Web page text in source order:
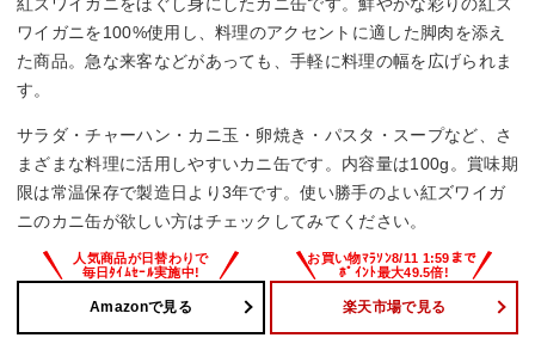
ワイガニを100%使用し、料理のアクセントに適した脚肉を添え
た商品。急な来客などがあっても、手軽に料理の幅を広げられま
す。
サラダ・チャーハン・カニ玉・卵焼き・パスタ・スープなど、さ
まざまな料理に活用しやすいカニ缶です。内容量は100g。賞味期
限は常温保存で製造日より3年です。使い勝手のよい紅ズワイガ
ニのカニ缶が欲しい方はチェックしてみてください。
Amazonで見る 楽天市場で見る